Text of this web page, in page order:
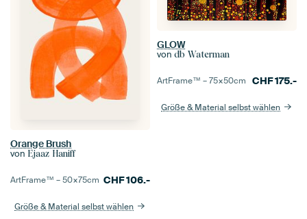
Orange Brush
von Ejaaz Haniff
ArtFrame™ –50×75cm CHF106.-
Größe & Material selbst wählen
GLOW
von db Waterman
ArtFrame™ –75×50cm CHF175.-
Größe & Material selbst wählen